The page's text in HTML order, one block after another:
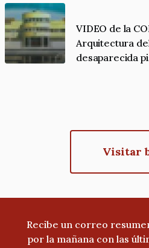
VIDEO de la
Arquitectura
desaparecida
Visitar
Recibe un correo
por la mañana con las